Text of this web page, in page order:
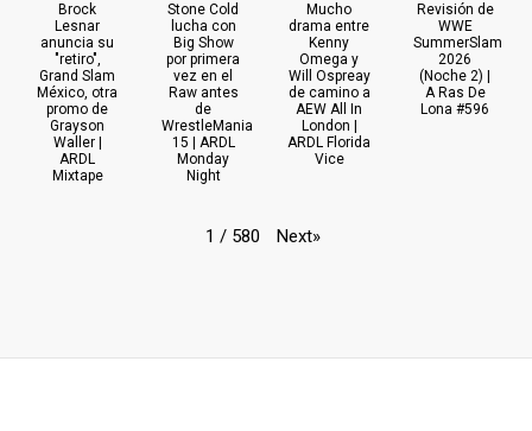
Brock
Lesnar
anuncia su
"retiro",
Grand Slam
México, otra
promo de
Grayson
Waller |
ARDL
Mixtape
Stone Cold
lucha con
Big Show
por primera
vez en el
Raw antes
de
WrestleMania
15 | ARDL
Monday
Night
Mucho
drama entre
Kenny
Omega y
Will Ospreay
de camino a
AEW All In
London |
ARDL Florida
Vice
Revisión de
WWE
SummerSlam
2026
(Noche 2) |
A Ras De
Lona #596
1 / 580 Next»